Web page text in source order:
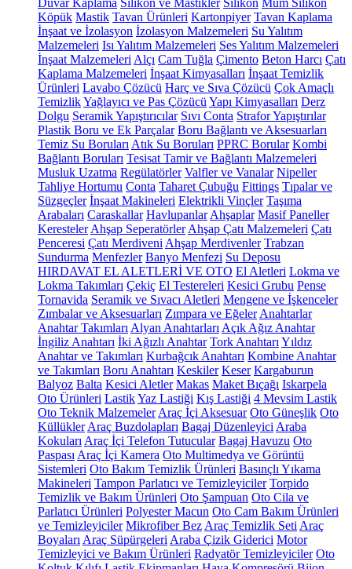
Duvar Kaplama Silikon ve Mastikler Silikon Mum Silikon
Köpük Mastik Tavan Ürünleri Kartonpiyer Tavan Kaplama
İnşaat ve İzolasyon İzolasyon Malzemeleri Su Yalıtım
Malzemeleri Isı Yalıtım Malzemeleri Ses Yalıtım Malzemeleri
İnşaat Malzemeleri Alçı Cam Tuğla Çimento Beton Harcı Çatı
Kaplama Malzemeleri İnşaat Kimyasalları İnşaat Temizlik
Ürünleri Lavabo Çözücü Harç ve Sıva Çözücü Çok Amaçlı
TemizlikYağlayıcı ve Pas Çözücü Yapı Kimyasalları Derz
Dolgu Seramik Yapıştırıcılar Sıvı Conta Strafor Yapıştırılar
Plastik Boru ve Ek Parçalar Boru Bağlantı ve Aksesuarları
Temiz Su Boruları Atık Su Boruları PPRC Borular Kombi
Bağlantı Boruları Tesisat Tamir ve Bağlantı Malzemeleri
Musluk Uzatma Regülatörler Valfler ve Vanalar Nipeller
Tahliye Hortumu Conta Taharet Çubuğu Fittings Tıpalar ve
Süzgeçler İnşaat Makineleri Elektrikli Vinçler Taşıma
Arabaları Caraskallar Havlupanlar Ahşaplar Masif Paneller
Keresteler Ahşap Seperatörler Ahşap Çatı Malzemeleri Çatı
Penceresi Çatı Merdiveni Ahşap Merdivenler Trabzan
Sundurma Menfezler Banyo Menfezi Su Deposu
HIRDAVAT EL ALETLERİ VE OTO El Aletleri Lokma ve
Lokma Takımları Çekiç El Testereleri Kesici Grubu Pense
Tornavida Seramik ve Sıvacı Aletleri Mengene ve İşkenceler
Zımbalar ve Aksesuarları Zımpara ve Eğeler Anahtarlar
Anahtar Takımları Alyan Anahtarları Açık Ağız Anahtar
İngiliz Anahtarı İki Ağızlı Anahtar Tork Anahtarı Yıldız
Anahtar ve Takımları Kurbağcık Anahtarı Kombine Anahtar
ve Takımları Boru Anahtarı Keskiler Keser Kargaburun
Balyoz Balta Kesici Aletler Makas Maket Bıçağı Iskarpela
Oto Ürünleri LastikYaz Lastiği Kış Lastiği 4 Mevsim Lastik
Oto Teknik Malzemeler Araç İçi Aksesuar Oto Güneşlik Oto
Küllükler Araç Buzdolapları Bagaj Düzenleyici Araba
Kokuları Araç İçi Telefon Tutucular Bagaj Havuzu Oto
Paspası Araç İçi Kamera Oto Multimedya ve Görüntü
Sistemleri Oto Bakım Temizlik Ürünleri Basınçlı Yıkama
Makineleri Tampon Parlatıcı ve Temizleyiciler Torpido
Temizlik ve Bakım Ürünleri Oto Şampuan Oto Cila ve
Parlatıcı Ürünleri Polyester Macun Oto Cam Bakım Ürünleri
ve Temizleyiciler Mikrofiber Bez Araç Temizlik Seti Araç
Boyaları Araç Süpürgeleri Araba Çizik Giderici Motor
Temizleyici ve Bakım Ürünleri Radyatör Temizleyiciler Oto